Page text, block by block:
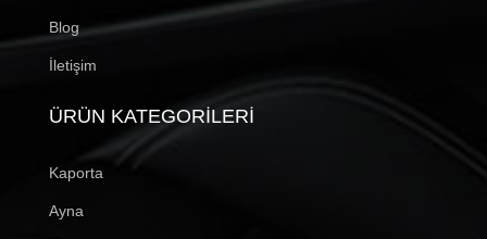
Blog
İletişim
ÜRÜN KATEGORILERI
Kaporta
Ayna